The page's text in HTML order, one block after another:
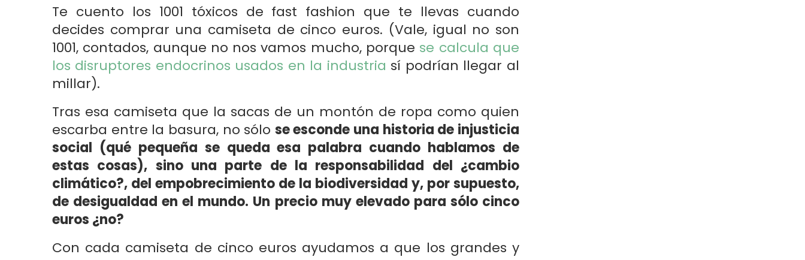
Te cuento los 1001 tóxicos de fast fashion que te llevas cuando
decides comprar una camiseta de cinco euros. (Vale, igual no son
1001, contados, aunque no nos vamos mucho, porque se calcula que
los disruptores endocrinos usados en la industria sí podrían llegar al
millar).
Tras esa camiseta que la sacas de un montón de ropa como quien
escarba entre la basura, no sólo se esconde una historia de injusticia
social (qué pequeña se queda esa palabra cuando hablamos de
estas cosas), sino una parte de la responsabilidad del ¿cambio
climático?, del empobrecimiento de la biodiversidad y, por supuesto,
de desigualdad en el mundo. Un precio muy elevado para sólo cinco
euros ¿no?
Con cada camiseta de cinco euros ayudamos a que los grandes y